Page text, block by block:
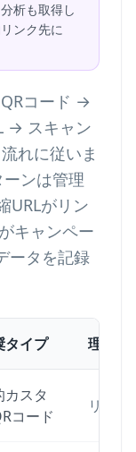
析も取得し
ンク先に
コード →
→ スキャン
れに従いま
ンは管理
URLがリン
キャンペー
ータを記録
タイプ 理由
カスタ
コード
リン